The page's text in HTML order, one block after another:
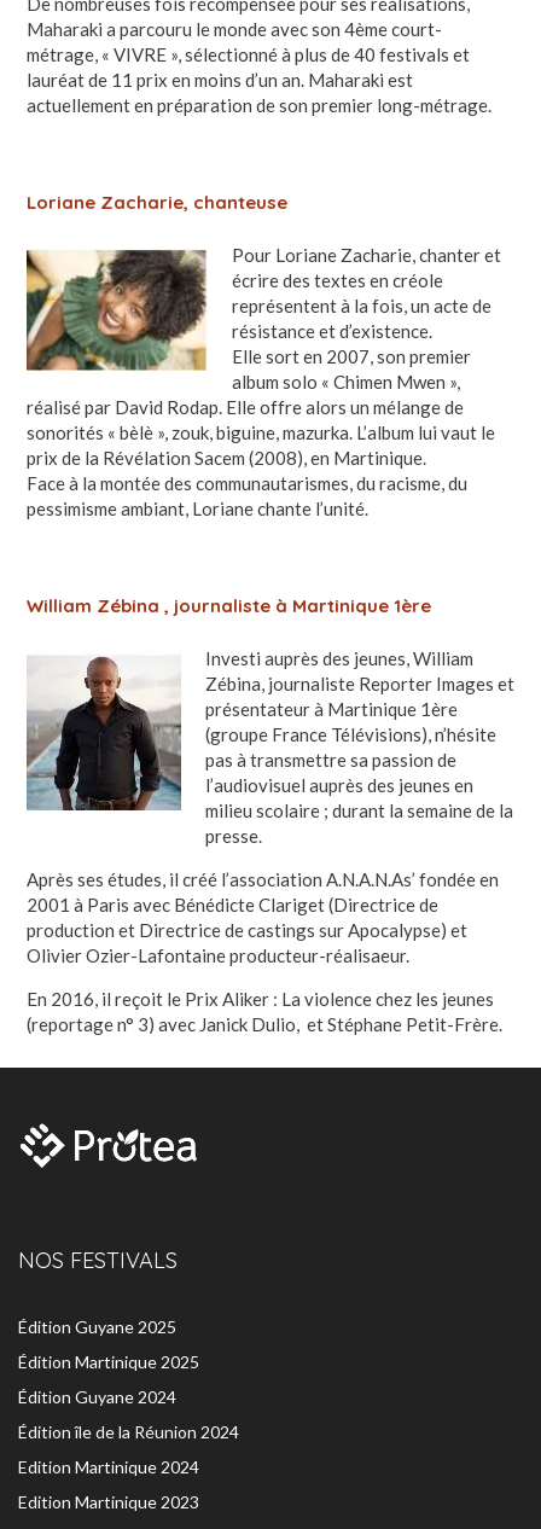
Maharaki a parcouru le monde avec son 4ème court-
métrage, « VIVRE », sélectionné à plus de 40 festivals et
lauréat de 11 prix en moins d’un an. Maharaki est
actuellement en préparation de son premier long-métrage.
Loriane Zacharie, chanteuse
Pour Loriane Zacharie, chanter et
écrire des textes en créole
représentent à la fois, un acte de
résistance et d’existence.
Elle sort en 2007, son premier
album solo « Chimen Mwen »,
réalisé par David Rodap. Elle offre alors un mélange de
sonorités « bèlè », zouk, biguine, mazurka. L’album lui vaut le
prix de la Révélation Sacem (2008), en Martinique.
Face à la montée des communautarismes, du racisme, du
pessimisme ambiant, Loriane chante l’unité.
William Zébina , journaliste à Martinique 1ère
Investi auprès des jeunes, William
Zébina, journaliste Reporter Images et
présentateur à Martinique 1ère
(groupe France Télévisions), n’hésite
pas à transmettre sa passion de
l’audiovisuel auprès des jeunes en
milieu scolaire ; durant la semaine de la
presse.
Après ses études, il créé l’association A.N.A.N.As’ fondée en
2001 à Paris avec Bénédicte Clariget (Directrice de
production et Directrice de castings sur Apocalypse) et
Olivier Ozier-Lafontaine producteur-réalisaeur.
En 2016, il reçoit le Prix Aliker : La violence chez les jeunes
(reportage n° 3) avec Janick Dulio, et Stéphane Petit-Frère.
NOS FESTIVALS
Édition Guyane 2025
Édition Martinique 2025
Édition Guyane 2024
Édition île de la Réunion 2024
Edition Martinique 2024
Edition Martinique 2023